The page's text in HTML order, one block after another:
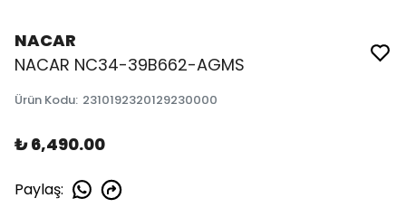
NACAR
NACAR NC34-39B662-AGMS
Ürün Kodu: 2310192320129230000
₺ 6,490.00
Paylaş: